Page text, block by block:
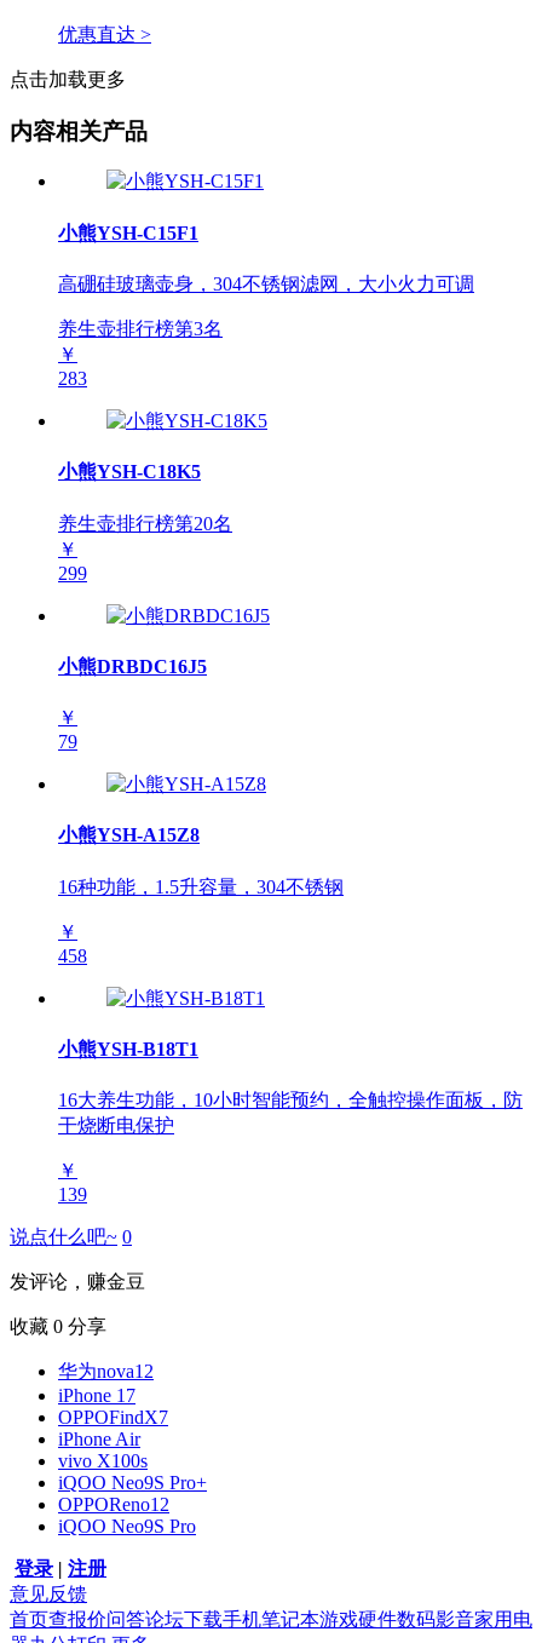
优惠直达 >
点击加载更多
内容相关产品
小熊YSH-C15F1
高硼硅玻璃壶身，304不锈钢滤网，大小火力可调
养生壶排行榜第3名
￥
283
小熊YSH-C18K5
养生壶排行榜第20名
￥
299
小熊DRBDC16J5
￥
79
小熊YSH-A15Z8
16种功能，1.5升容量，304不锈钢
￥
458
小熊YSH-B18T1
16大养生功能，10小时智能预约，全触控操作面板，防
干烧断电保护
￥
139
说点什么吧~ 0
发评论，赚金豆
收藏 0 分享
华为nova12
iPhone 17
OPPOFindX7
iPhone Air
vivo X100s
iQOO Neo9S Pro+
OPPOReno12
iQOO Neo9S Pro
登录 | 注册
意见反馈
首页查报价问答论坛下载手机笔记本游戏硬件数码影音家用电